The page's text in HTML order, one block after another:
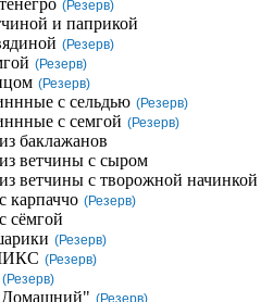
(Резерв)
и паприкой
(Резерв)
(Резерв)
(Резерв)
с сельдью (Резерв)
с семгой (Резерв)
баклажанов
ветчины с сыром
ветчины с творожной начинкой
карпаччо (Резерв)
сёмгой
(Резерв)
(Резерв)
(Резерв)
(Резерв)